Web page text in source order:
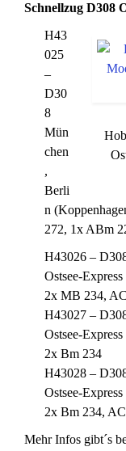
Schnellzug D308
H43
025
–
D30
8
Mün
chen
,
Berli
n
272, 1x ABm
H43026 –
Ostsee-
2x MB 234, AC
H43027 –
Ostsee-
2x Bm 234
H43028 –
Ostsee-
2x Bm 234, AC
Mehr Infos gibt´s